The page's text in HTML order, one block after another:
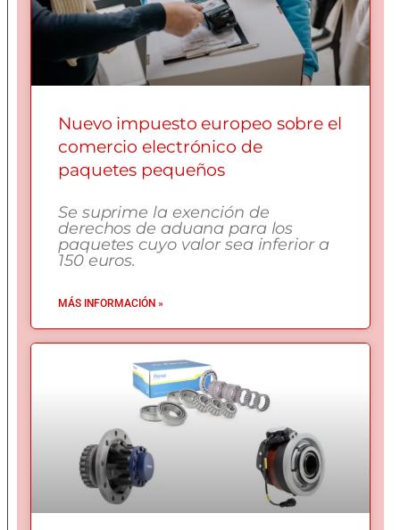
Nuevo impuesto europeo sobre el
comercio electrónico de
paquetes pequeños
Se suprime la exención de
derechos de aduana para los
paquetes cuyo valor sea inferior a
150 euros.
MÁS INFORMACIÓN »